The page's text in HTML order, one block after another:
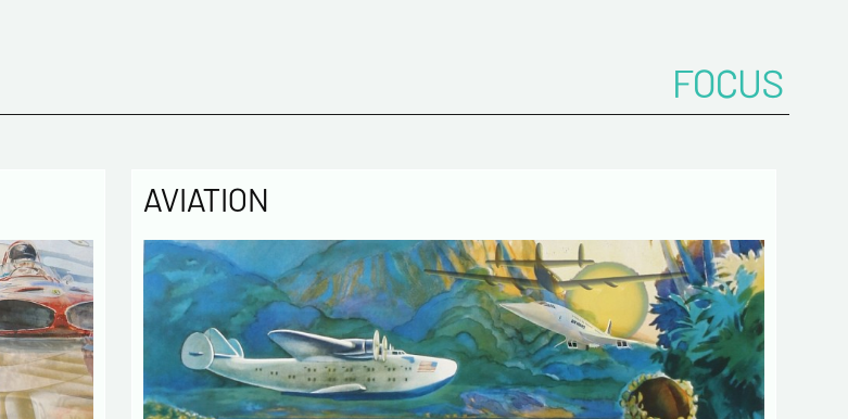
gestion de notre clientèle. Elles sont conservées pendant
3 ans et sont destinées au service commercial.
Conformément à la loi « informatique et libertés », vous
pouvez exercer votre droit d'accès aux données vous
concernant et les faire rectifier en nous contactant. Nous
vous informons de l’existence de la liste d'opposition au
démarchage téléphonique « Bloctel », sur laquelle vous
pouvez vous inscrire ici :https://conso.bloctel.fr/
FOCUS
AVIATION